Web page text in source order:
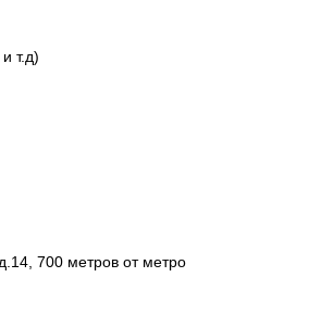
т.д)
700 метров от метро